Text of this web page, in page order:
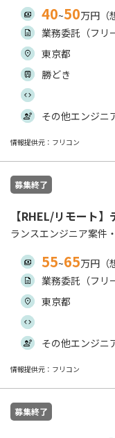
40~50万円（
業務委託（フリ
東京都
勝どき
その他エンジニ
情報提供元：フリコン
募集終了
【RHEL/リモート
ランスエンジニア案件
55~65万円（
業務委託（フリ
東京都
その他エンジニ
情報提供元：フリコン
募集終了